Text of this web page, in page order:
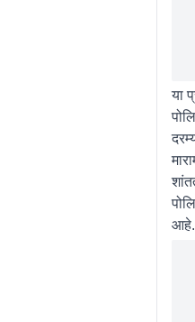
या
आहे.